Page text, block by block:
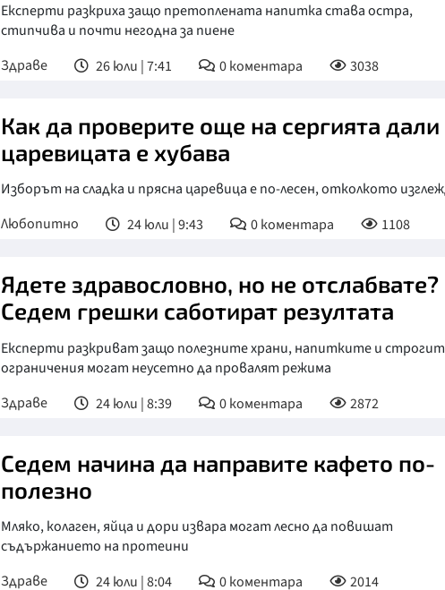
Експерти разкриха защо претоплената напитка става остра,
стипчива и почти негодна за пиене
Здраве
26 юли | 7:41 0коментара 3038
Как да проверите още на сергията дали
царевицата е хубава
Изборът на сладка и прясна царевица е по-лесен, отколкото
Любопитно
24 юли | 9:43 0коментара 1108
Ядете здравословно, но не отслабвате?
Седем грешки саботират резултата
Експерти разкриват защо полезните храни, напитките и
ограничения могат неусетно да провалят режима
Здраве
24 юли | 8:39 0коментара 2872
Седем начина да направите кафето по-
полезно
Мляко, колаген, яйца и дори извара могат лесно да повишат
съдържанието на протеини
Здраве
24 юли | 8:04 0коментара 2014